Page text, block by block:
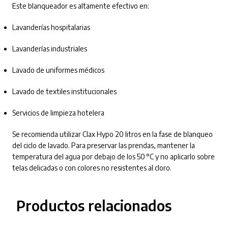
Este blanqueador es altamente efectivo en:
Lavanderías hospitalarias
Lavanderías industriales
Lavado de uniformes médicos
Lavado de textiles institucionales
Servicios de limpieza hotelera
Se recomienda utilizar Clax Hypo 20 litros en la fase de blanqueo
del ciclo de lavado. Para preservar las prendas, mantener la
temperatura del agua por debajo de los 50 °C y no aplicarlo sobre
telas delicadas o con colores no resistentes al cloro.
Productos relacionados